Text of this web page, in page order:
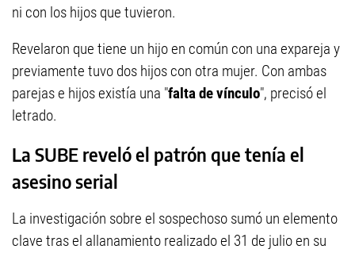
ni con los hijos que tuvieron.
Revelaron que tiene un hijo en común con una expareja y
previamente tuvo dos hijos con otra mujer. Con ambas
parejas e hijos existía una "falta de vínculo", precisó el
letrado.
La SUBE reveló el patrón que tenía el
asesino serial
La investigación sobre el sospechoso sumó un elemento
clave tras el allanamiento realizado el 31 de julio en su